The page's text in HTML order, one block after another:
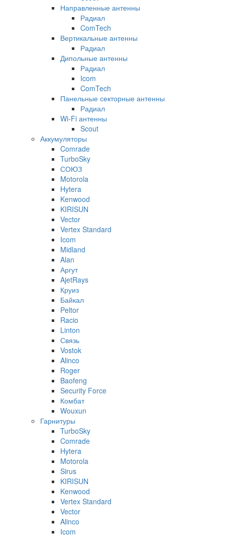
Направленные антенны
Радиал
ComTech
Вертикальные антенны
Радиал
Дипольные антенны
Радиал
Icom
ComTech
Панельные секторные антенны
Радиал
Wi-Fi антенны
Scout
Аккумуляторы
Comrade
TurboSky
СОЮЗ
Motorola
Hytera
Kenwood
KIRISUN
Vector
Vertex Standard
Icom
Midland
Alan
Аргут
AjetRays
Круиз
Байкал
Peltor
Racio
Linton
Связь
Vostok
Alinco
Roger
Baofeng
Security Force
Комбат
Wouxun
Гарнитуры
TurboSky
Comrade
Hytera
Motorola
Sirus
KIRISUN
Kenwood
Vertex Standard
Vector
Alinco
Icom